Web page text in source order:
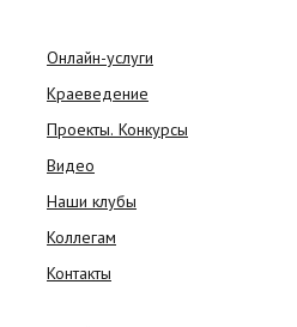
Онлайн-услуги
Краеведение
Проекты. Конкурсы
Видео
Наши клубы
Коллегам
Контакты